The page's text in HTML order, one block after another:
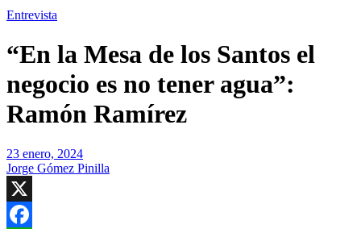
Entrevista
“En la Mesa de los Santos el
negocio es no tener agua”:
Ramón Ramírez
23 enero, 2024
Jorge Gómez Pinilla
X